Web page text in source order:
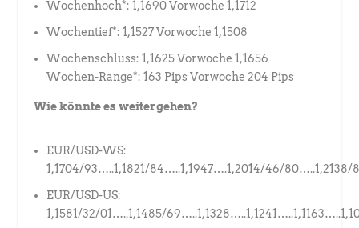
Wochenhoch*: 1,1690 Vorwoche 1,1712
Wochentief*: 1,1527 Vorwoche 1,1508
Wochenschluss: 1,1625 Vorwoche 1,1656
Wochen-Range*: 163 Pips Vorwoche 204 Pips
Wie könnte es weitergehen?
EUR/USD-WS:
1,1704/93…..1,1821/84…..1,1947….1,2014/46/80…..1,2138/
EUR/USD-US:
1,1581/32/01…..1,1485/